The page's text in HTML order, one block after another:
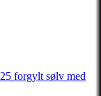
forgylt sølv med